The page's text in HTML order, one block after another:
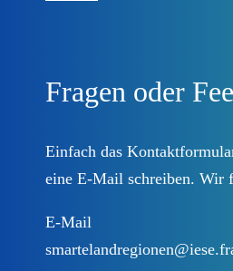
Beteiligungsplattform
Prozessbegleitung
Fragen oder
Einfach das
eine E-Mail schreiben. Wir
E-Mail